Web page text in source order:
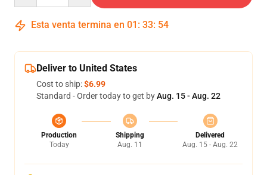
Esta venta termina en 01 : 33: 54
Deliver to United States
Cost to ship:$6.99
Standard - Order today to get byAug. 15 - Aug. 22
Production
Today
Shipping
Aug. 11
Delivered
Aug. 15 - Aug. 22